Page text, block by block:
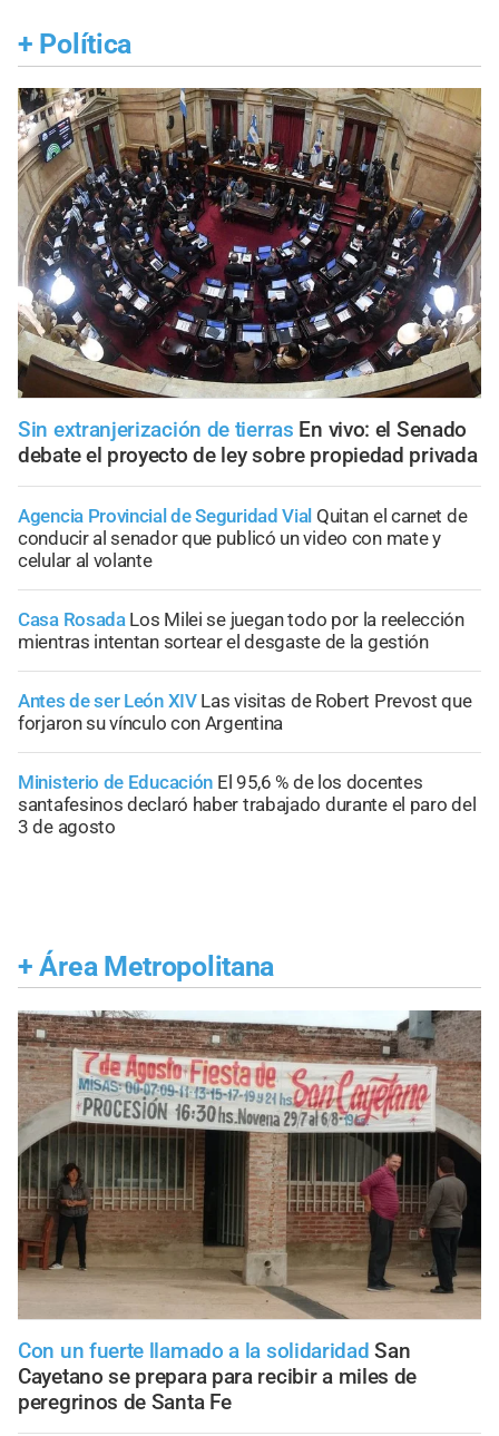
+ Política
Sin extranjerización de tierras En vivo: el Senado
debate el proyecto de ley sobre propiedad privada
Agencia Provincial de Seguridad Vial Quitan el carnet de
conducir al senador que publicó un video con mate y
celular al volante
Casa Rosada Los Milei se juegan todo por la reelección
mientras intentan sortear el desgaste de la gestión
Antes de ser León XIV Las visitas de Robert Prevost que
forjaron su vínculo con Argentina
Ministerio de Educación El 95,6 % de los docentes
santafesinos declaró haber trabajado durante el paro del
3 de agosto
+ Área Metropolitana
Con un fuerte llamado a la solidaridad San
Cayetano se prepara para recibir a miles de
peregrinos de Santa Fe